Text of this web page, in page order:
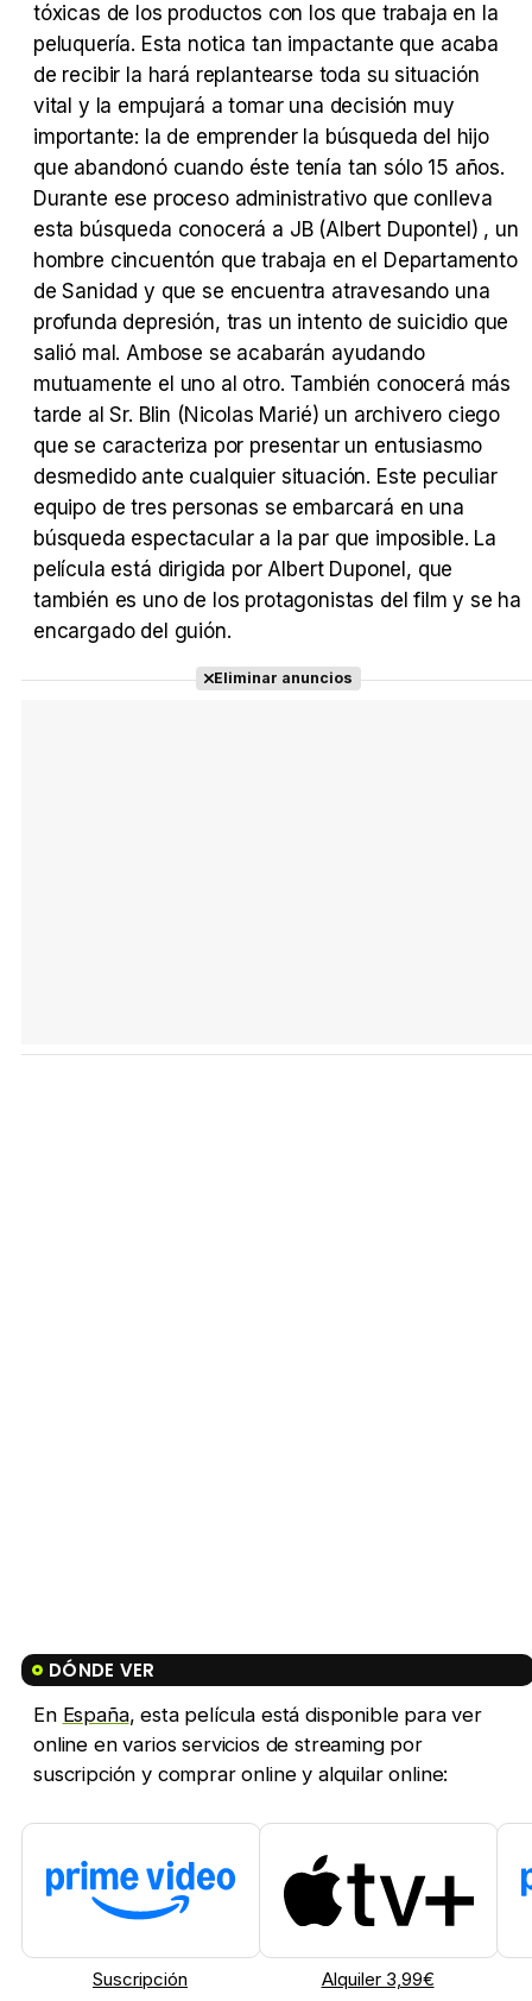
Tráiler Oficial en VOSE 'The Audacity'
Tráiler 'Do Not Enter' (2026)
tóxicas de los productos con los que trabaja en la
peluquería. Esta notica tan impactante que acaba
de recibir la hará replantearse toda su situación
vital y la empujará a tomar una decisión muy
importante: la de emprender la búsqueda del hijo
que abandonó cuando éste tenía tan sólo 15 años.
Durante ese proceso administrativo que conlleva
esta búsqueda conocerá a JB (Albert Dupontel) , un
hombre cincuentón que trabaja en el Departamento
de Sanidad y que se encuentra atravesando una
profunda depresión, tras un intento de suicidio que
salió mal. Ambose se acabarán ayudando
mutuamente el uno al otro. También conocerá más
tarde al Sr. Blin (Nicolas Marié) un archivero ciego
que se caracteriza por presentar un entusiasmo
desmedido ante cualquier situación. Este peculiar
equipo de tres personas se embarcará en una
búsqueda espectacular a la par que imposible. La
película está dirigida por Albert Duponel, que
también es uno de los protagonistas del film y se ha
encargado del guión.
Eliminar anuncios
DÓNDE VER
En España, esta película está disponible para ver
online en varios servicios de streaming por
suscripción y comprar online y alquilar online:
Suscripción Alquiler 3,99€